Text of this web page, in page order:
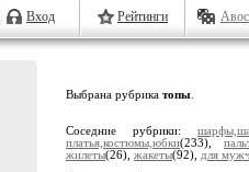
Вход Рейтинги
Выбрана рубрика топы
Соседние рубрики:
платья,костюмы,юбки(233),
жилеты(26), жакеты(92), для